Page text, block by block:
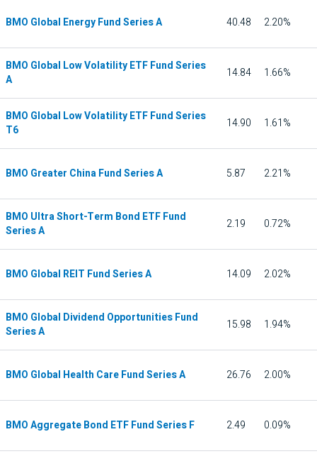
BMO Global Energy Fund Series A 40.48 2.20%
BMO Global Low Volatility ETF Fund Series
A
14.84 1.66%
BMO Global Low Volatility ETF Fund Series
T6
14.90 1.61%
BMO Greater China Fund Series A 5.87 2.21%
BMO Ultra Short-Term Bond ETF Fund
Series A
2.19 0.72%
BMO Global REIT Fund Series A 14.09 2.02%
BMO Global Dividend Opportunities Fund
Series A
15.98 1.94%
BMO Global Health Care Fund Series A 26.76 2.00%
BMO Aggregate Bond ETF Fund Series F 2.49 0.09%